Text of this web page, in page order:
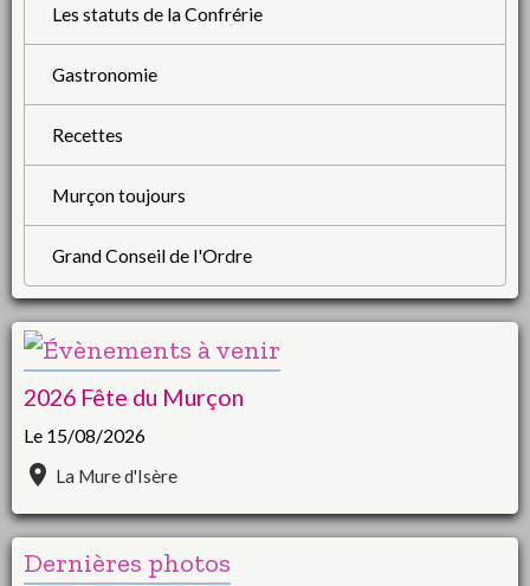
Les statuts de la Confrérie
Gastronomie
Recettes
Murçon toujours
Grand Conseil de l'Ordre
2026 Fête du Murçon
Le 15/08/2026
La Mure d'Isère
Dernières photos